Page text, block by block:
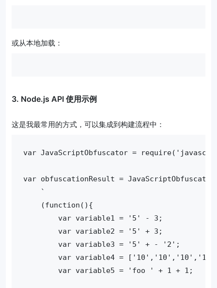
或从本地加载：
3. Node.js API 使用示例
这是我最常用的方式，可以集成到构建流程中：
var JavaScriptObfuscator =
var obfuscationResult =
    `
    (function(){
        var variable1 = '5' - 3;
        var variable2 = '5' + 3;
        var variable3 = '5' + - '2';
var variable4 =
        var variable5 = 'foo ' + 1 + 1;